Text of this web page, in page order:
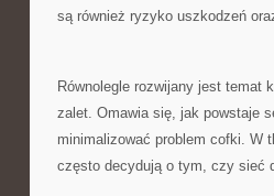
są również ryzyko uszkodzeń
Równolegle rozwijany jest temat
zalet. Omawia się, jak powstaje
minimalizować problem cofki. W
często decydują o tym, czy sieć